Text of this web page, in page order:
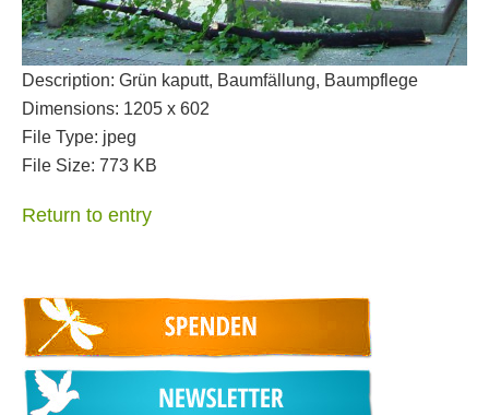
Description: Grün kaputt, Baumfällung, Baumpflege
Dimensions: 1205 x 602
File Type: jpeg
File Size: 773 KB
Return to entry